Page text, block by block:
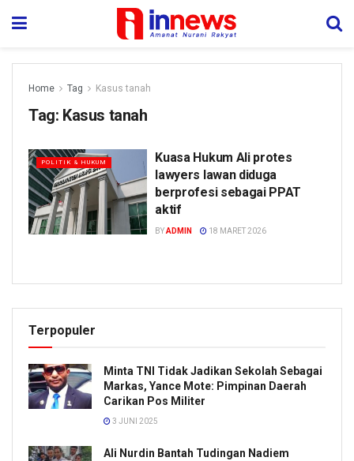
Home Tag Kasus tanah
Tag: Kasus tanah
POLITIK & HUKUM
Kuasa Hukum Ali protes
lawyers lawan diduga
berprofesi sebagai PPAT
aktif
BY ADMIN 18 MARET 2026
Terpopuler
Minta TNI Tidak Jadikan Sekolah Sebagai
Markas, Yance Mote: Pimpinan Daerah
Carikan Pos Militer
3 JUNI 2025
Ali Nurdin Bantah Tudingan Nadiem